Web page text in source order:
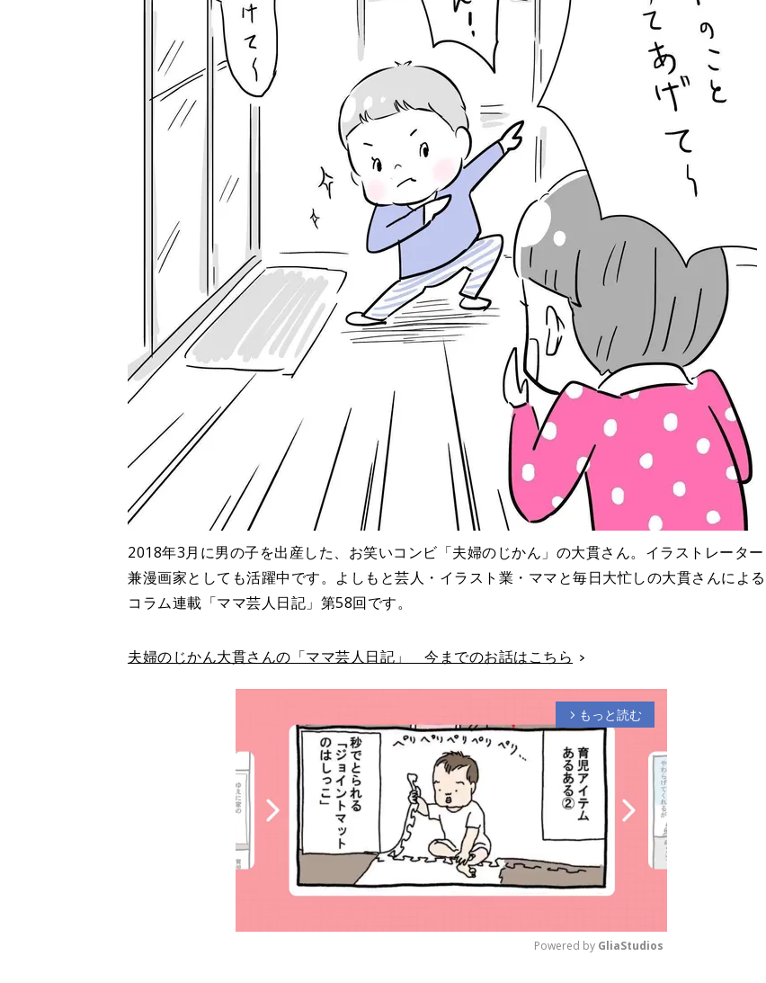
2018年3月に男の子を出産した、お笑いコンビ「夫婦のじかん」の大貫さん。イラストレーター
兼漫画家としても活躍中です。よしもと芸人・イラスト業・ママと毎日大忙しの大貫さんによる
コラム連載「ママ芸人日記」第58回です。
夫婦のじかん大貫さんの「ママ芸人日記」 今までのお話はこちら
arrow_forward_ios もっと読む
Powered by GliaStudios